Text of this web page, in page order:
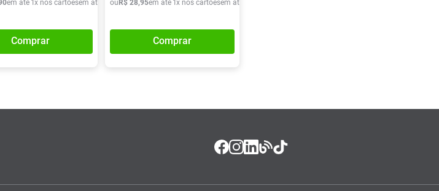
90em até 1x nos cartõesem até x de R$ 32,90
Comprar
ou R$ 28,95em até 1x nos cartõesem até
Comprar